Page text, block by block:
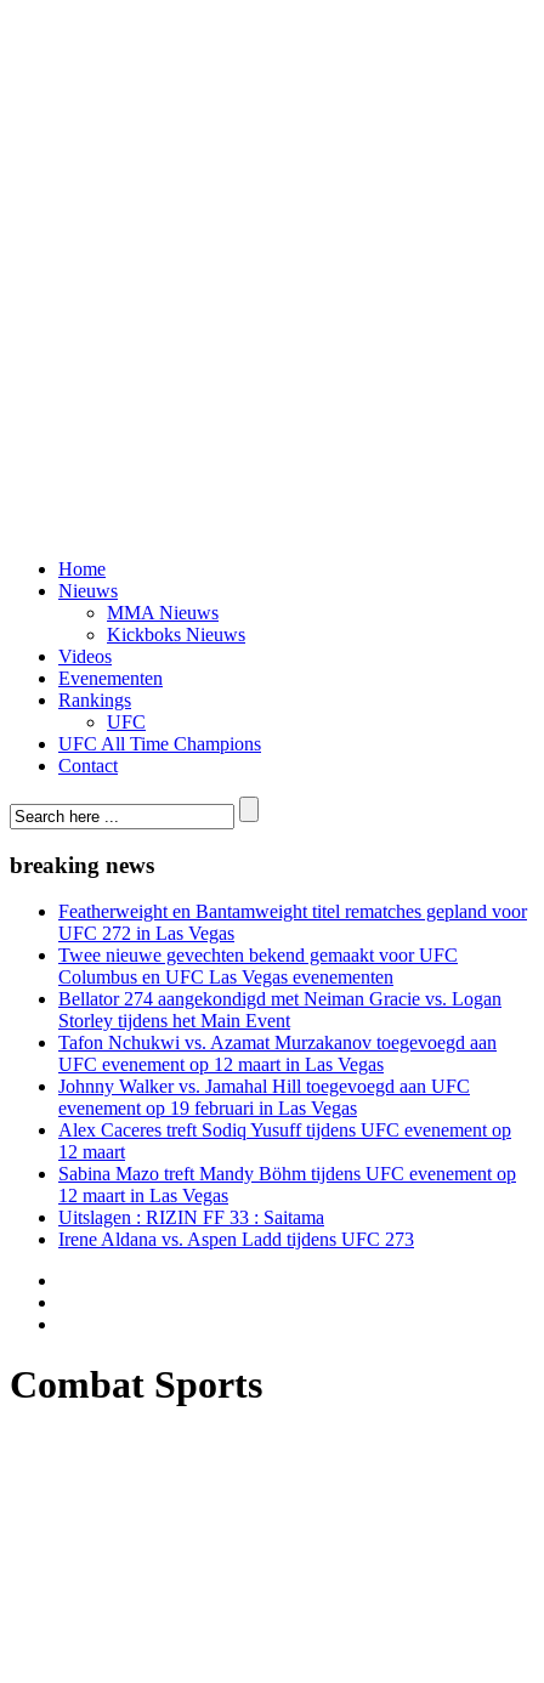
Home
Nieuws
MMA Nieuws
Kickboks Nieuws
Videos
Evenementen
Rankings
UFC
UFC All Time Champions
Contact
breaking news
Featherweight en Bantamweight titel rematches gepland voor
UFC 272 in Las Vegas
Twee nieuwe gevechten bekend gemaakt voor UFC
Columbus en UFC Las Vegas evenementen
Bellator 274 aangekondigd met Neiman Gracie vs. Logan
Storley tijdens het Main Event
Tafon Nchukwi vs. Azamat Murzakanov toegevoegd aan
UFC evenement op 12 maart in Las Vegas
Johnny Walker vs. Jamahal Hill toegevoegd aan UFC
evenement op 19 februari in Las Vegas
Alex Caceres treft Sodiq Yusuff tijdens UFC evenement op
12 maart
Sabina Mazo treft Mandy Böhm tijdens UFC evenement op
12 maart in Las Vegas
Uitslagen : RIZIN FF 33 : Saitama
Irene Aldana vs. Aspen Ladd tijdens UFC 273
Combat Sports